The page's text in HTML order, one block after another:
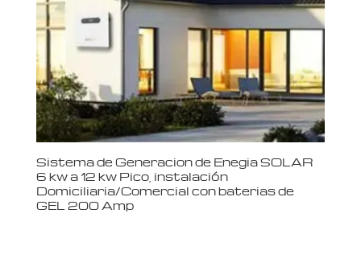
Sistema de Generacion de Enegia SOLAR
6 kw a 12 kw Pico, instalación
Domiciliaria/Comercial con baterias de
GEL 200 Amp